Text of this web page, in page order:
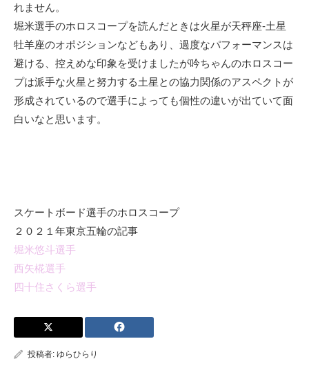
れません。
堀米選手のホロスコープを読んだときは火星が天秤座-土星
牡羊座のオポジションなどもあり、過度なパフォーマンスは
避ける、控えめな印象を受けましたが吟ちゃんのホロスコー
プは派手な火星と努力する土星との協力関係のアスペクトが
形成されているので選手によっても個性の違いが出ていて面
白いなと思います。
スケートボード選手のホロスコープ
２０２１年東京五輪の記事
堀米悠斗選手
西矢椛選手
四十住さくら選手
投稿者: ゆらひらり